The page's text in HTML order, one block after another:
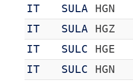
IT
SULA HGN
IT
SULA HGZ
IT
SULC HGE
IT
SULC HGN